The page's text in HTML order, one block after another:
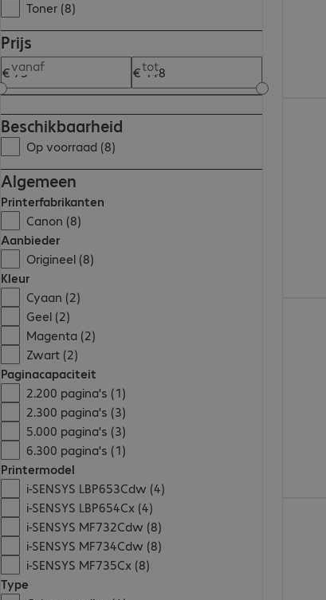
Toner (8)
Prijs
vanaf tot
Beschikbaarheid
Op voorraad (8)
Algemeen
Printerfabrikanten
Canon (8)
Aanbieder
Origineel (8)
Kleur
Cyaan (2)
Geel (2)
Magenta (2)
Zwart (2)
Paginacapaciteit
2.200 pagina's (1)
2.300 pagina's (3)
5.000 pagina's (3)
6.300 pagina's (1)
Printermodel
i-SENSYS LBP653Cdw (4)
i-SENSYS LBP654Cx (4)
i-SENSYS MF732Cdw (8)
i-SENSYS MF734Cdw (8)
i-SENSYS MF735Cx (8)
Type